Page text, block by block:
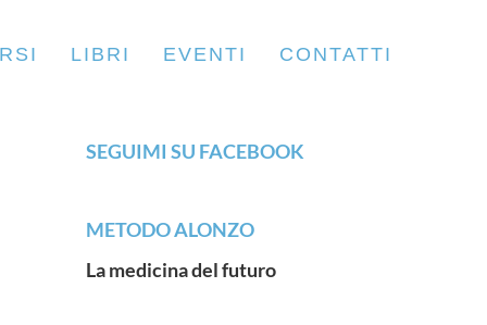
LIBRI EVENTI CONTATTI
SEGUIMI SU FACEBOOK
METODO ALONZO
La medicina del futuro